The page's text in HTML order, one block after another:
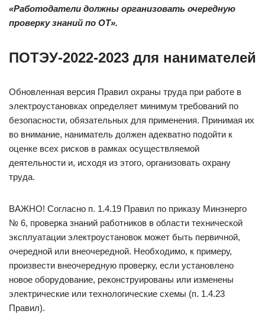
«Работодатели должны организовать очередную
проверку знаний по ОТ».
ПОТЭУ-2022-2023 для нанимателей
Обновленная версия Правил охраны труда при работе в
электроустановках определяет минимум требований по
безопасности, обязательных для применения. Принимая их
во внимание, наниматель должен адекватно подойти к
оценке всех рисков в рамках осуществляемой
деятельности и, исходя из этого, организовать охрану
труда.
ВАЖНО! Согласно п. 1.4.19 Правил по приказу Минэнерго
№ 6, проверка знаний работников в области технической
эксплуатации электроустановок может быть первичной,
очередной или внеочередной. Необходимо, к примеру,
произвести внеочередную проверку, если установлено
новое оборудование, реконструированы или изменены
электрические или технологические схемы (п. 1.4.23
Правил).